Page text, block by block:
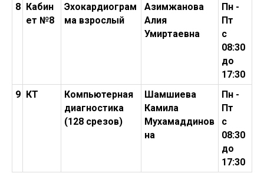
8 Кабин
ет №8
Эхокардиограм
ма взрослый
Азимжанова
Алия
Умиртаевна
Пн -
Пт
с
08:30
до
17:30
9 КТ
Компьютерная
диагностика
(128 срезов)
Шамшиева
Камила
Мухамаддинов
на
Пн -
Пт
с
08:30
до
17:30